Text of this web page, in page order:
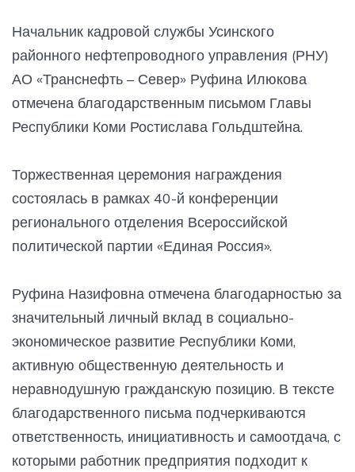
Начальник кадровой службы Усинского
районного нефтепроводного управления (РНУ)
АО «Транснефть – Север» Руфина Илюкова
отмечена благодарственным письмом Главы
Республики Коми Ростислава Гольдштейна.
Торжественная церемония награждения
состоялась в рамках 40-й конференции
регионального отделения Всероссийской
политической партии «Единая Россия».
Руфина Назифовна отмечена благодарностью за
значительный личный вклад в социально-
экономическое развитие Республики Коми,
активную общественную деятельность и
неравнодушную гражданскую позицию. В тексте
благодарственного письма подчеркиваются
ответственность, инициативность и самоотдача, с
которыми работник предприятия подходит к